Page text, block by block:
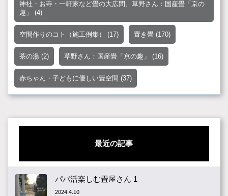
神社・お寺・一軒家など畳の大広間、草野さん：国産畳「京の
趣」
(4)
空間作りのコト（施工例集） (17) 置き畳 (170)
茶の湯 (2) 草野さん：国産畳「京の趣」 (16)
赤ちゃん・子どもに優しい畳空間 (37)
最近の記事
パパ活楽しむ畳屋さん 1
2024.4.10